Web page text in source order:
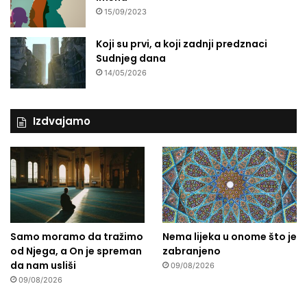
15/09/2023
Koji su prvi, a koji zadnji predznaci
Sudnjeg dana
14/05/2026
Izdvajamo
Samo moramo da tražimo
od Njega, a On je spreman
da nam usliši
09/08/2026
Nema lijeka u onome što je
zabranjeno
09/08/2026